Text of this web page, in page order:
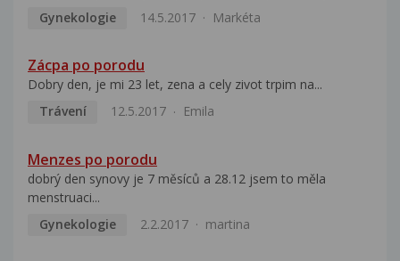
Gynekologie
14.5.2017 Markéta
Zácpa po porodu
Dobry den, je mi 23 let, zena a cely zivot trpim na...
Trávení
12.5.2017 Emila
Menzes po porodu
dobrý den synovy je 7 měsíců a 28.12 jsem to měla
menstruaci...
Gynekologie
2.2.2017 martina